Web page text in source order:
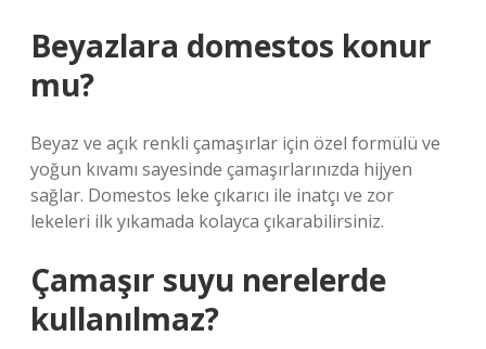
Beyazlara domestos konur
mu?
Beyaz ve açık renkli çamaşırlar için özel formülü ve
yoğun kıvamı sayesinde çamaşırlarınızda hijyen
sağlar. Domestos leke çıkarıcı ile inatçı ve zor
lekeleri ilk yıkamada kolayca çıkarabilirsiniz.
Çamaşır suyu nerelerde
kullanılmaz?